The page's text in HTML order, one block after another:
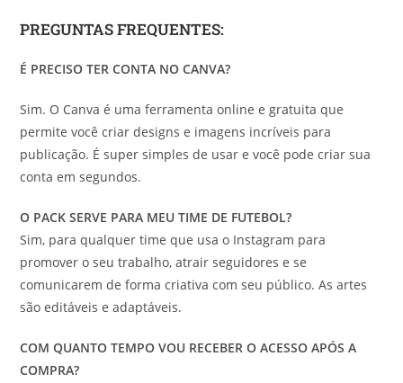
PREGUNTAS FREQUENTES:
É PRECISO TER CONTA NO CANVA?
Sim. O Canva é uma ferramenta online e gratuita que
permite você criar designs e imagens incríveis para
publicação. É super simples de usar e você pode criar sua
conta em segundos.
O PACK SERVE PARA MEU TIME DE FUTEBOL?
Sim, para qualquer time que usa o Instagram para
promover o seu trabalho, atrair seguidores e se
comunicarem de forma criativa com seu público. As artes
são editáveis e adaptáveis.
COM QUANTO TEMPO VOU RECEBER O ACESSO APÓS A
COMPRA?